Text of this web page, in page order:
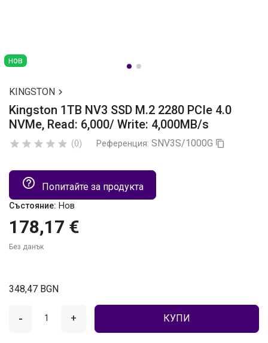
нов
KINGSTON 
Kingston 1TB NV3 SSD M.2 2280 PCIe 4.0
NVMe, Read: 6,000/ Write: 4,000MB/s
     (0) Референция: SNV3S/1000G 
help_outline Попитайте за продукта
Състояние: Нов
178,17 €
Без данък
348,47 BGN
- + КУПИ